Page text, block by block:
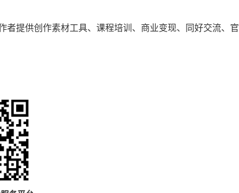
者提供创作素材工具、课程培训、商业变现、同好交流、官